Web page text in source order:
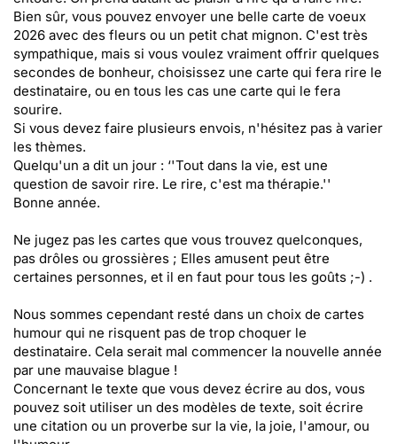
Bien sûr, vous pouvez envoyer une belle carte de voeux
2026 avec des fleurs ou un petit chat mignon. C'est très
sympathique, mais si vous voulez vraiment offrir quelques
secondes de bonheur, choisissez une carte qui fera rire le
destinataire, ou en tous les cas une carte qui le fera
sourire.
Si vous devez faire plusieurs envois, n'hésitez pas à varier
les thèmes.
Quelqu'un a dit un jour : ‘'Tout dans la vie, est une
question de savoir rire. Le rire, c'est ma thérapie.''
Bonne année.
Ne jugez pas les cartes que vous trouvez quelconques,
pas drôles ou grossières ; Elles amusent peut être
certaines personnes, et il en faut pour tous les goûts ;-) .
Nous sommes cependant resté dans un choix de cartes
humour qui ne risquent pas de trop choquer le
destinataire. Cela serait mal commencer la nouvelle année
par une mauvaise blague !
Concernant le texte que vous devez écrire au dos, vous
pouvez soit utiliser un des modèles de texte, soit écrire
une citation ou un proverbe sur la vie, la joie, l'amour, ou